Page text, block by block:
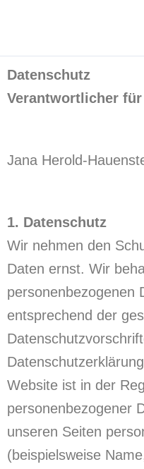
springen
Datenschutz
Verantwortlicher
Jana Herold-
1. Datenschutz
Wir nehmen den
Daten ernst. Wir
personenbezogenen
entsprechend der
Website ist in der
personenbezogener
unseren Seiten
(beispielsweise